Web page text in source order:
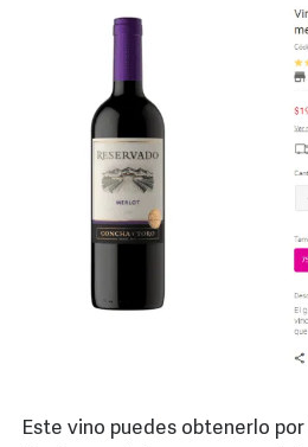
Este vino puedes obtenerlo